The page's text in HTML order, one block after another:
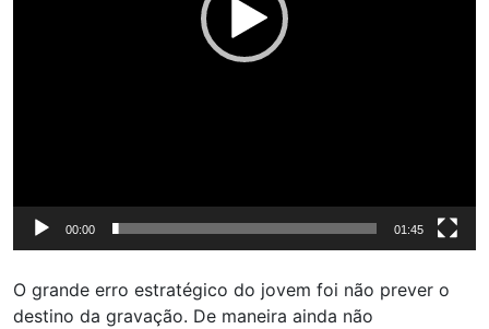
00:00 01:45
O grande erro estratégico do jovem foi não prever o
destino da gravação. De maneira ainda não